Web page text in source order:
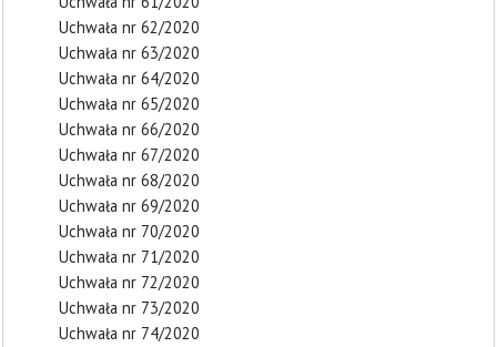
Uchwała nr 62/2020
Uchwała nr 63/2020
Uchwała nr 64/2020
Uchwała nr 65/2020
Uchwała nr 66/2020
Uchwała nr 67/2020
Uchwała nr 68/2020
Uchwała nr 69/2020
Uchwała nr 70/2020
Uchwała nr 71/2020
Uchwała nr 72/2020
Uchwała nr 73/2020
Uchwała nr 74/2020